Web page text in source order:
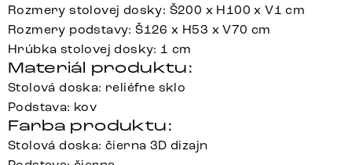
Rozmery stolovej dosky: Š200 x H100 x V1 cm
Rozmery podstavy: Š126 x H53 x V70 cm
Hrúbka stolovej dosky: 1 cm
Materiál produktu:
Stolová doska: reliéfne sklo
Podstava: kov
Farba produktu:
Stolová doska: čierna 3D dizajn